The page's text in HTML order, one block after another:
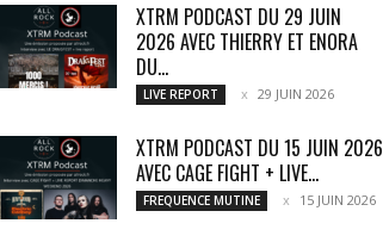
XTRM PODCAST DU 29 JUIN
2026 AVEC THIERRY ET ENORA
DU...
LIVE REPORT 29 JUIN 2026
XTRM PODCAST DU 15 JUIN 2026
AVEC CAGE FIGHT + LIVE...
FREQUENCE MUTINE 15 JUIN 2026